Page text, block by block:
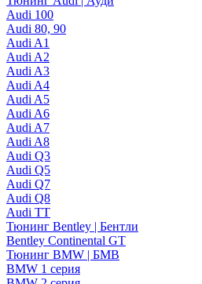
Audi 100
Audi 80, 90
Audi A1
Audi A2
Audi A3
Audi A4
Audi A5
Audi A6
Audi A7
Audi A8
Audi Q3
Audi Q5
Audi Q7
Audi Q8
Audi TT
Тюнинг Bentley | Бентли
Bentley Continental GT
Тюнинг BMW | БМВ
BMW 1 серия